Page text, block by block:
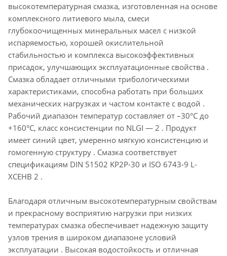
высокотемпературная смазка, изготовленная на основе
комплексного литиевого мыла, смеси
глубокоочищенных минеральных масел с низкой
испаряемостью, хорошей окислительной
стабильностью и комплекса высокоэффективных
присадок, улучшающих эксплуатационные свойства .
Смазка обладает отличными трибологическими
характеристиками, способна работать при больших
механических нагрузках и частом контакте с водой .
Рабочий диапазон температур составляет от –30°C до
+160°C, класс консистенции по NLGI — 2 . Продукт
имеет синий цвет, умеренно мягкую консистенцию и
гомогенную структуру . Смазка соответствует
спецификациям DIN 51502 KP2P-30 и ISO 6743-9 L-
XCEHB 2 .
Благодаря отличным высокотемпературным свойствам
и прекрасному восприятию нагрузки при низких
температурах смазка обеспечивает надежную защиту
узлов трения в широком диапазоне условий
эксплуатации . Высокая водостойкость и отличная